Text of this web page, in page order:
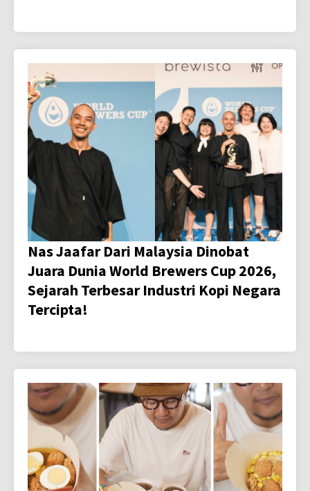
Nas Jaafar Dari Malaysia Dinobat
Juara Dunia World Brewers Cup 2026,
Sejarah Terbesar Industri Kopi Negara
Tercipta!